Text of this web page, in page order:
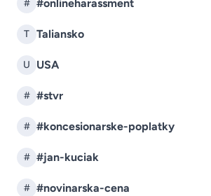
# #onlineharassment
T Taliansko
U USA
# #stvr
# #koncesionarske-poplatky
# #jan-kuciak
# #novinarska-cena